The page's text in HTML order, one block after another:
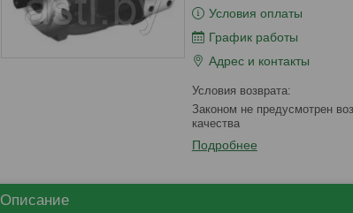
Условия оплаты
График работы
Адрес и контакты
Законом не предусмотрен возврат и обмен данного товара надлежащего
качества
Подробнее
Описание